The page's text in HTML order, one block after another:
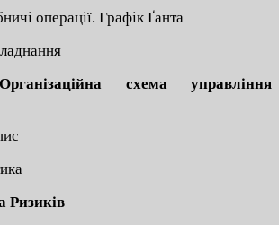
операції. Графік Ґанта
схема управління
Ризиків